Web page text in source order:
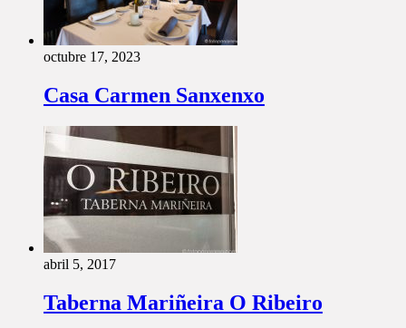
octubre 17, 2023
Casa Carmen Sanxenxo
abril 5, 2017
Taberna Mariñeira O Ribeiro